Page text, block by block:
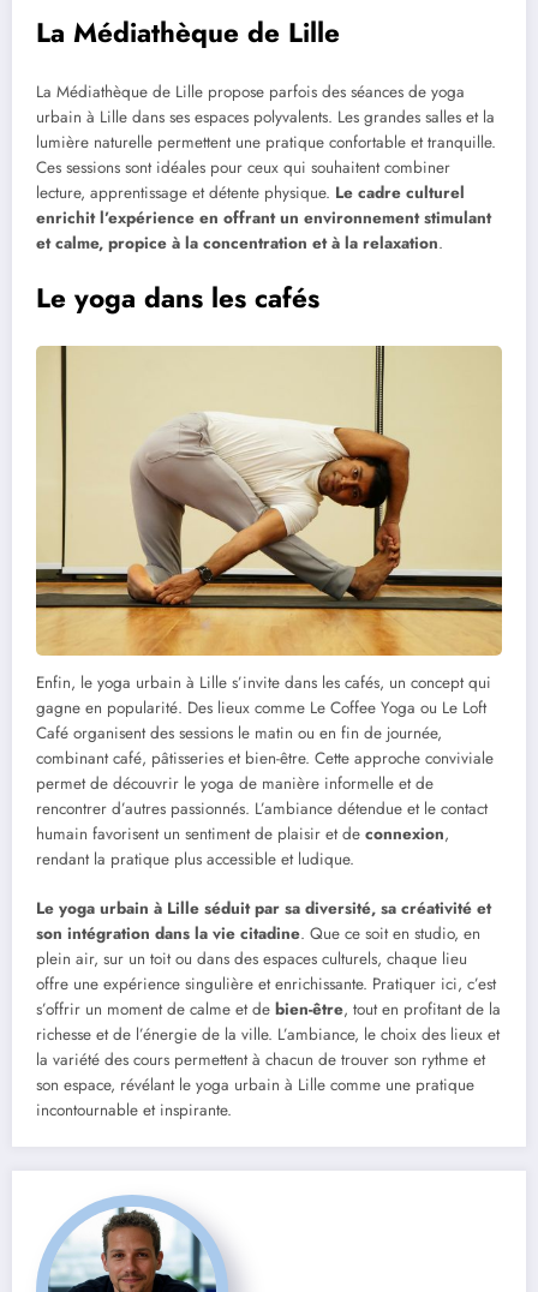
La Médiathèque de Lille
La Médiathèque de Lille propose parfois des séances de yoga
urbain à Lille dans ses espaces polyvalents. Les grandes salles et la
lumière naturelle permettent une pratique confortable et tranquille.
Ces sessions sont idéales pour ceux qui souhaitent combiner
lecture, apprentissage et détente physique. Le cadre culturel
enrichit l’expérience en offrant un environnement stimulant
et calme, propice à la concentration et à la relaxation.
Le yoga dans les cafés
Enfin, le yoga urbain à Lille s’invite dans les cafés, un concept qui
gagne en popularité. Des lieux comme Le Coffee Yoga ou Le Loft
Café organisent des sessions le matin ou en fin de journée,
combinant café, pâtisseries et bien-être. Cette approche conviviale
permet de découvrir le yoga de manière informelle et de
rencontrer d’autres passionnés. L’ambiance détendue et le contact
humain favorisent un sentiment de plaisir et de connexion,
rendant la pratique plus accessible et ludique.
Le yoga urbain à Lille séduit par sa diversité, sa créativité et
son intégration dans la vie citadine. Que ce soit en studio, en
plein air, sur un toit ou dans des espaces culturels, chaque lieu
offre une expérience singulière et enrichissante. Pratiquer ici, c’est
s’offrir un moment de calme et de bien-être, tout en profitant de la
richesse et de l’énergie de la ville. L’ambiance, le choix des lieux et
la variété des cours permettent à chacun de trouver son rythme et
son espace, révélant le yoga urbain à Lille comme une pratique
incontournable et inspirante.